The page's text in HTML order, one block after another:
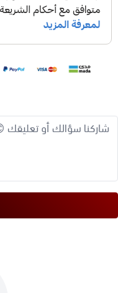
* تخفيف أعراض المغص
* تعزيز النوم
* زيادة إنتاج حليب الثدي
يُعد اليانسون آمنًا
* الغثيان والقيء
* الدوخة
إذا كنت تعاني من أي